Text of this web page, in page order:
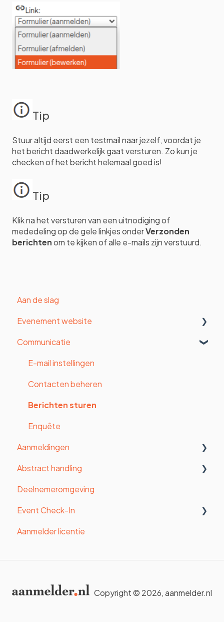
Tip
Stuur altijd eerst een testmail naar jezelf, voordat je
het bericht daadwerkelijk gaat versturen. Zo kun je
checken of het bericht helemaal goed is!
Tip
Klik na het versturen van een uitnodiging of
mededeling op de gele linkjes onderVerzonden
berichtenom te kijken of alle e-mails zijn verstuurd.
Aan de slag
Evenement website
Organisatie instellingen
Algemene instellingen
Formulier
Betalingen
Vormgeving
Website
Website pagina's (oude website builder)
Communicatie
E-mail instellingen
Contacten beheren
Berichten sturen
Enquête
Aanmeldingen
Statistieken
Aanmeldingen
Gedetailleerde statistieken
Uploadtool
Abstract handling
Algemeen
Contributie - en reviewformulier
Reviewers toewijzen
Gegevens exporteren
Deelnemeromgeving
Event Check-In
Check-in inrichten
Printers
Aanmelder licentie
Copyright © 2026, aanmelder​.nl